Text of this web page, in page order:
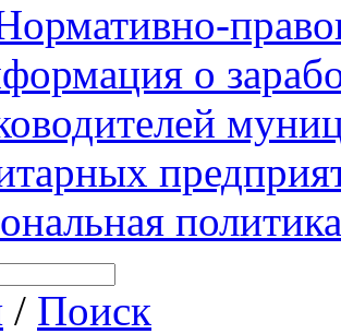
о
политика
/ Поиск